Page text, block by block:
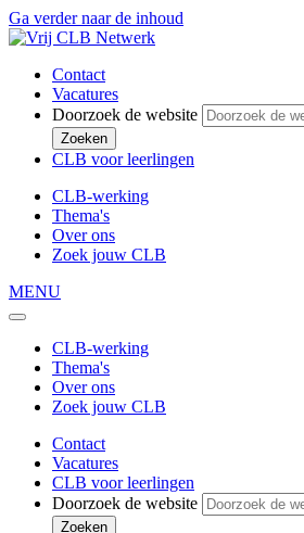
Ga verder naar de inhoud
Contact
Vacatures
Doorzoek de website
Zoeken
CLB voor leerlingen
CLB-werking
Thema's
Over ons
Zoek jouw CLB
MENU
CLB-werking
Thema's
Over ons
Zoek jouw CLB
Contact
Vacatures
CLB voor leerlingen
Doorzoek de website
Zoeken